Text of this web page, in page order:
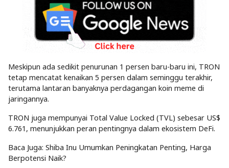
Meskipun ada sedikit penurunan 1 persen baru-baru ini, TRON
tetap mencatat kenaikan 5 persen dalam seminggu terakhir,
terutama lantaran banyaknya perdagangan koin meme di
jaringannya.
TRON juga mempunyai Total Value Locked (TVL) sebesar US$
6.761, menunjukkan peran pentingnya dalam ekosistem DeFi.
Baca Juga: Shiba Inu Umumkan Peningkatan Penting, Harga
Berpotensi Naik?